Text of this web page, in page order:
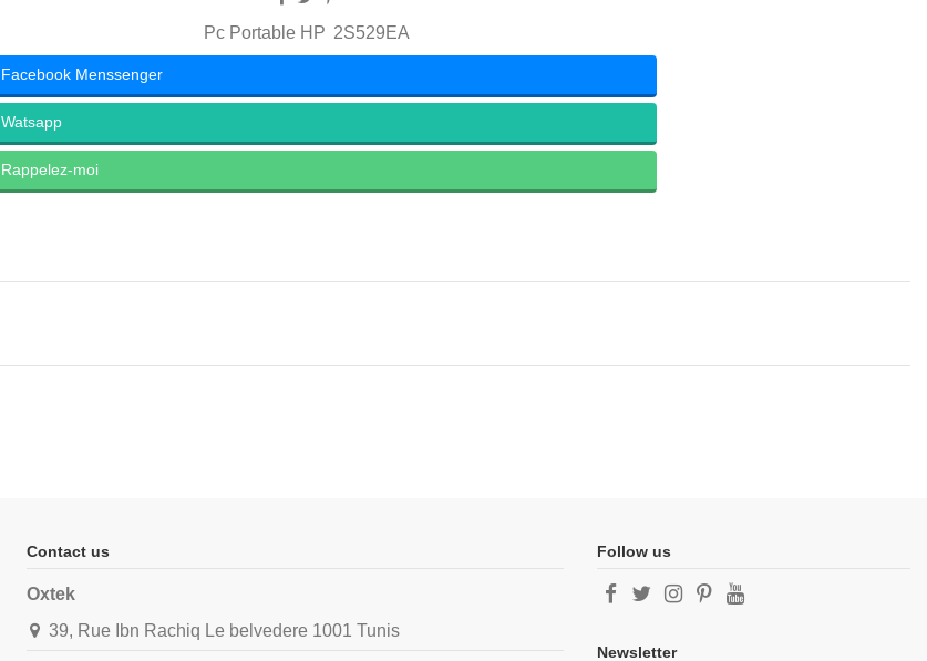
Pc Portable HP 2S529EA
Facebook Menssenger
Watsapp
Rappelez-moi
Contact us
Oxtek
39, Rue Ibn Rachiq Le belvedere 1001 Tunis
Follow us
Newsletter